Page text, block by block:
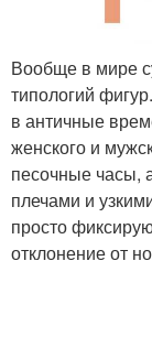
Вообще в мире
типологий
в античные
женского и
песочные часы,
плечами и
просто
отклонение от